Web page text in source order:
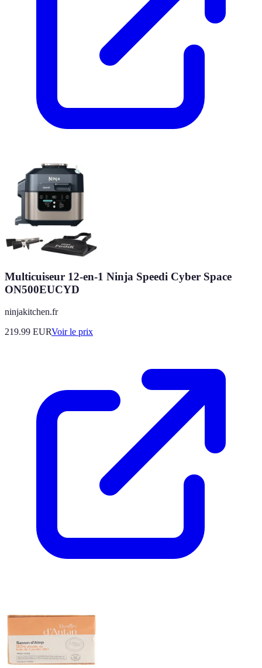
Multicuiseur 12-en-1 Ninja Speedi Cyber Space
ON500EUCYD
ninjakitchen.fr
219.99 EURVoir le prix